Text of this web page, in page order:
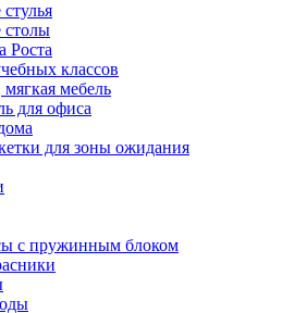
столы
Роста
классов
мебель
для офиса
для зоны ожидания
с пружинным блоком